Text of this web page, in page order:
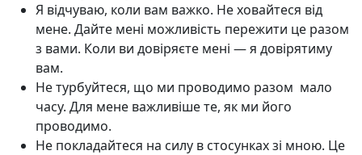
Я відчуваю, коли вам важко. Не ховайтеся від
мене. Дайте мені можливість пережити це разом
з вами. Коли ви довіряєте мені — я довірятиму
вам.
Не турбуйтеся, що ми проводимо разом мало
часу. Для мене важливіше те, як ми його
проводимо.
Не покладайтеся на силу в стосунках зі мною. Це